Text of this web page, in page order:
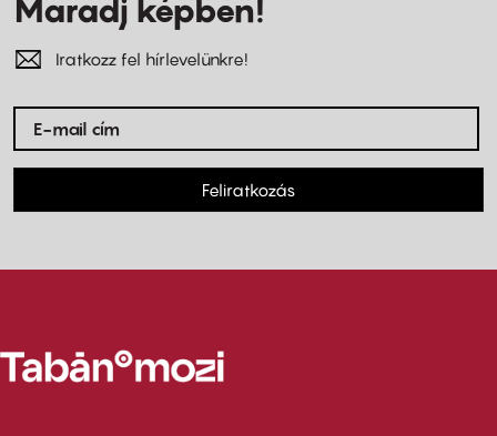
Maradj képben!
Iratkozz fel hírlevelünkre!
Feliratkozás